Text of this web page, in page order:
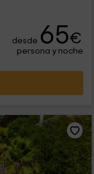
desde 65€
persona y noche